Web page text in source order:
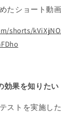
たショート動
shorts/
効果を知りたい
ストを実施した